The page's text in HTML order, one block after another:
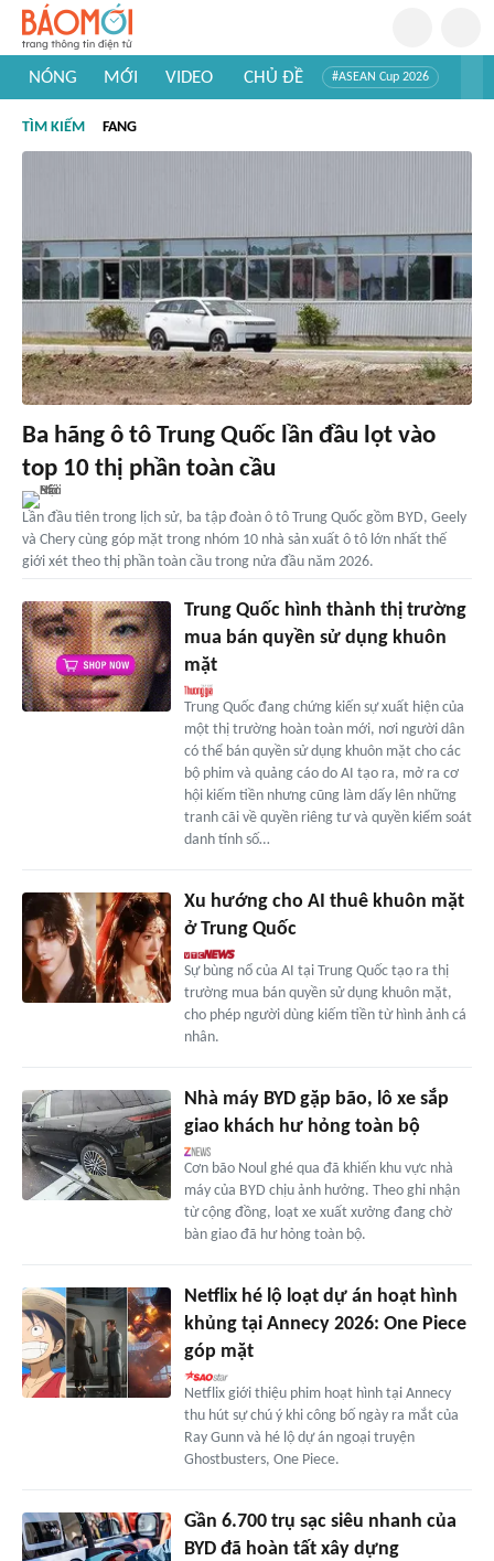
NÓNG MỚI VIDEO CHỦ ĐỀ #ASEAN Cup 2026
#Khám phá thế giới
TÌM KIẾM FANG
Ba hãng ô tô Trung Quốc lần đầu lọt vào
top 10 thị phần toàn cầu
Lần đầu tiên trong lịch sử, ba tập đoàn ô tô Trung Quốc gồm BYD, Geely
và Chery cùng góp mặt trong nhóm 10 nhà sản xuất ô tô lớn nhất thế
giới xét theo thị phần toàn cầu trong nửa đầu năm 2026.
Trung Quốc hình thành thị trường
mua bán quyền sử dụng khuôn
mặt
Trung Quốc đang chứng kiến sự xuất hiện của
một thị trường hoàn toàn mới, nơi người dân
có thể bán quyền sử dụng khuôn mặt cho các
bộ phim và quảng cáo do AI tạo ra, mở ra cơ
hội kiếm tiền nhưng cũng làm dấy lên những
tranh cãi về quyền riêng tư và quyền kiểm soát
danh tính số…
Xu hướng cho AI thuê khuôn mặt
ở Trung Quốc
Sự bùng nổ của AI tại Trung Quốc tạo ra thị
trường mua bán quyền sử dụng khuôn mặt,
cho phép người dùng kiếm tiền từ hình ảnh cá
nhân.
Nhà máy BYD gặp bão, lô xe sắp
giao khách hư hỏng toàn bộ
Cơn bão Noul ghé qua đã khiến khu vực nhà
máy của BYD chịu ảnh hưởng. Theo ghi nhận
từ cộng đồng, loạt xe xuất xưởng đang chờ
bàn giao đã hư hỏng toàn bộ.
Netflix hé lộ loạt dự án hoạt hình
khủng tại Annecy 2026: One Piece
góp mặt
Netflix giới thiệu phim hoạt hình tại Annecy
thu hút sự chú ý khi công bố ngày ra mắt của
Ray Gunn và hé lộ dự án ngoại truyện
Ghostbusters, One Piece.
Gần 6.700 trụ sạc siêu nhanh của
BYD đã hoàn tất xây dựng